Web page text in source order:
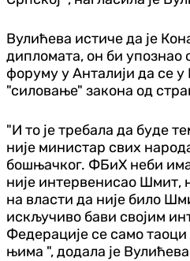
Вулићева истиче да је
дипломата, он би упознао
форуму у Анталији да се
"силовање" закона од
"И то је требала да буде
није министар свих
бошњачког. ФБиХ неби
није интервенисао Шмит,
на власти да није било
искључиво бави својим
Федерације се само таоци
њима ", додала је